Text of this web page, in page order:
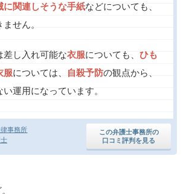
事務所
この弁護士事務所の
口コミ評判を見る
に関連しそうな手紙などについても、
せん。
差し入れ可能な衣服についても、 ひも
服については、 自殺予防の観点から、
運用になっています。